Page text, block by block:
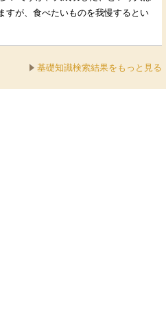
すが、食べたいものを我慢するとい
基礎知識検索結果をもっと見る